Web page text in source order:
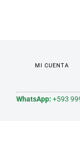
MI CUENTA
WhatsApp: +593